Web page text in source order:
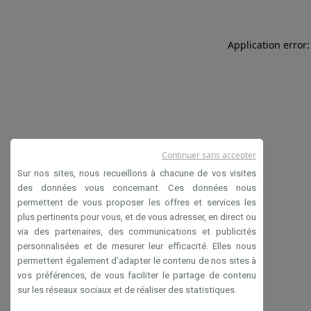
Application
Sur nos sites, nous recueillons à chacune de vos visites
des données vous concernant. Ces données nous
permettent de vous proposer les offres et services les
plus pertinents pour vous, et de vous adresser, en direct ou
via des partenaires, des communications et publicités
personnalisées et de mesurer leur efficacité. Elles nous
permettent également d’adapter le contenu de nos sites à
vos préférences, de vous faciliter le partage de contenu
sur les réseaux sociaux et de réaliser des statistiques.
Continuer sans accepter